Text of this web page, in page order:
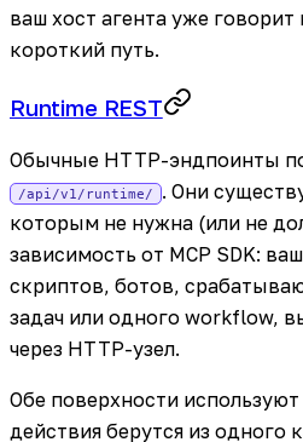
ваш хост агента уже говорит
короткий путь.
Runtime REST
Обычные HTTP-эндпоинты
/api/v1/runtime/
. Они
которым не нужна (или не
зависимость от MCP SDK:
скриптов, ботов,
задач или одного workflow,
через HTTP-узел.
Обе поверхности
действия берутся из одного